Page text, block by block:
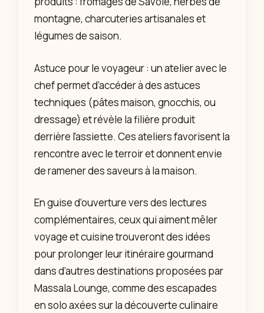
montagne, charcuteries artisanales et
légumes de saison.
Astuce pour le voyageur : un atelier avec le
chef permet d’accéder à des astuces
techniques (pâtes maison, gnocchis, ou
dressage) et révèle la filière produit
derrière l’assiette. Ces ateliers favorisent la
rencontre avec le terroir et donnent envie
de ramener des saveurs à la maison.
En guise d’ouverture vers des lectures
complémentaires, ceux qui aiment mêler
voyage et cuisine trouveront des idées
pour prolonger leur itinéraire gourmand
dans d’autres destinations proposées par
Massala Lounge, comme des escapades
en solo axées sur la découverte culinaire